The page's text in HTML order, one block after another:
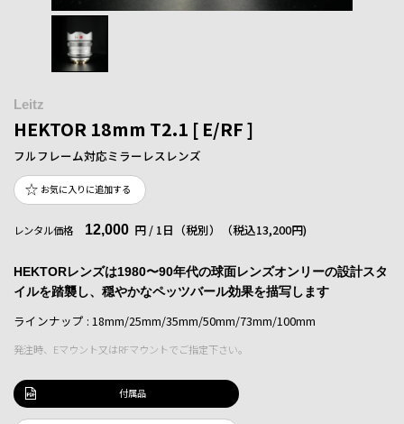
Leitz
HEKTOR 18mm T2.1 [ E/RF ]
フルフレーム対応ミラーレスレンズ
お気に入りに追加する
レンタル価格 12,000 円 / 1日（税別） （税込13,200円)
HEKTORレンズは1980〜90年代の球面レンズオンリーの設計スタ
イルを踏襲し、穏やかなペッツバール効果を描写します
ラインナップ : 18mm/25mm/35mm/50mm/73mm/100mm
発注時、Eマウント又はRFマウントでご指定下さい。
付属品